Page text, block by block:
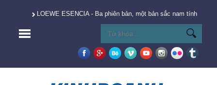
LOEWE ESENCIA - Ba phiên bản, một bản sắc nam tính vượt